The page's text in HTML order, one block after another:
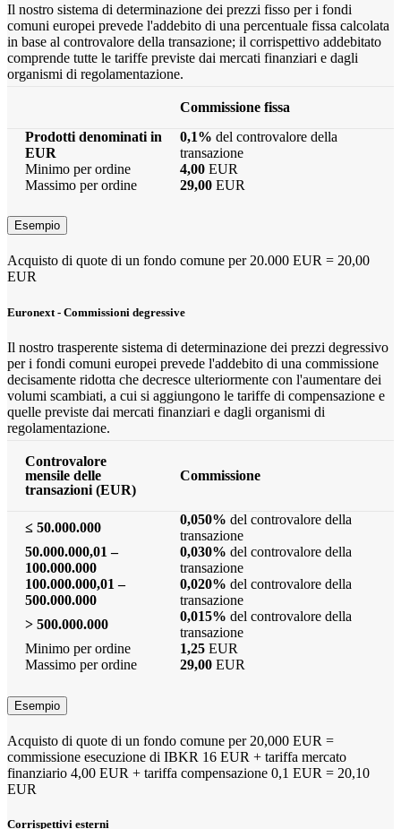
Il nostro sistema di determinazione dei prezzi fisso per i fondi
comuni europei prevede l'addebito di una percentuale fissa calcolata
in base al controvalore della transazione; il corrispettivo addebitato
comprende tutte le tariffe previste dai mercati finanziari e dagli
organismi di regolamentazione.
Commissione fissa
Prodotti denominati in
EUR
0,1% del controvalore della
transazione
Minimo per ordine
4,00 EUR
Massimo per ordine
29,00 EUR
Esempio
Acquisto di quote di un fondo comune per 20.000 EUR = 20,00
EUR
Euronext - Commissioni degressive
Il nostro trasperente sistema di determinazione dei prezzi degressivo
per i fondi comuni europei prevede l'addebito di una commissione
decisamente ridotta che decresce ulteriormente con l'aumentare dei
volumi scambiati, a cui si aggiungono le tariffe di compensazione e
quelle previste dai mercati finanziari e dagli organismi di
regolamentazione.
Controvalore
mensile delle
transazioni (EUR)
Commissione
≤ 50.000.000
0,050% del controvalore della
transazione
50.000.000,01 –
100.000.000
0,030% del controvalore della
transazione
100.000.000,01 –
500.000.000
0,020% del controvalore della
transazione
> 500.000.000
0,015% del controvalore della
transazione
Minimo per ordine
1,25 EUR
Massimo per ordine
29,00 EUR
Esempio
Acquisto di quote di un fondo comune per 20,000 EUR =
commissione esecuzione di IBKR 16 EUR + tariffa mercato
finanziario 4,00 EUR + tariffa compensazione 0,1 EUR = 20,10
EUR
Corrispettivi esterni